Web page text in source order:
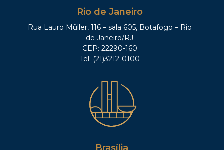
Rio de Janeiro
Rua Lauro Müller, 116 – sala 605, Botafogo – Rio
de Janeiro/RJ
CEP: 22290-160
Tel: (21)3212-0100
Brasília